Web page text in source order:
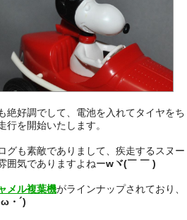
絶好調でして、電池を入れてタイヤをち
行を開始いたします。
グも素敵でありまして、疾走するスヌー
囲気でありますよねーwヾ(￣ ￣ )
メル複葉機がラインナップされており、
・´)